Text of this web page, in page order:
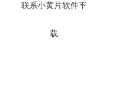
联系小黄片软件下
载